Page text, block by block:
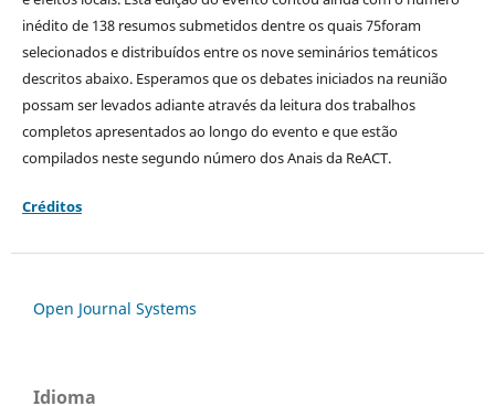
inédito de 138 resumos submetidos dentre os quais 75foram
selecionados e distribuídos entre os nove seminários temáticos
descritos abaixo. Esperamos que os debates iniciados na reunião
possam ser levados adiante através da leitura dos trabalhos
completos apresentados ao longo do evento e que estão
compilados neste segundo número dos Anais da ReACT.
Créditos
Open Journal Systems
Idioma